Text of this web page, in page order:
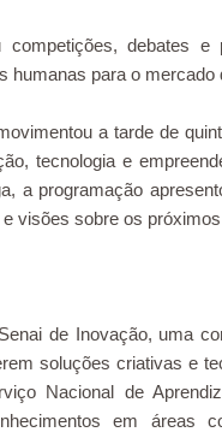
debates e
humanas para o mercado
a tarde de
tecnologia e
a programação
visões sobre os
de Inovação, uma
soluções criativas e
Nacional de
em áreas